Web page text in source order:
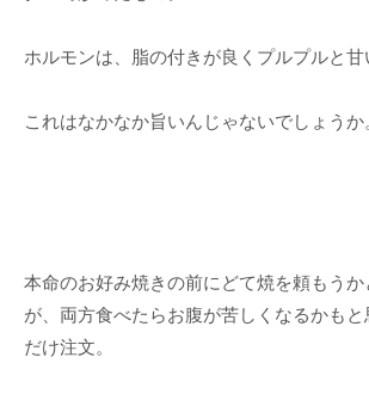
ホルモンは、脂の付きが良くプルプルと甘
これはなかなか旨いんじゃないでしょうか
本命のお好み焼きの前にどて焼を頼もう
が、両方食べたらお腹が苦しくなるかもと
だけ注文。